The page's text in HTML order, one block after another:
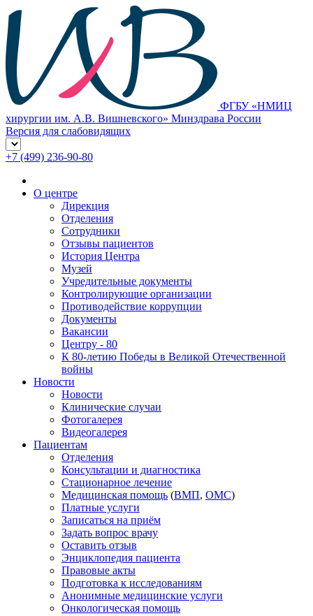
ФГБУ «НМИЦ
хирургии им. А.В. Вишневского» Минздрава России
Версия для слабовидящих
+7 (499) 236-90-80
О центре
Дирекция
Отделения
Сотрудники
Отзывы пациентов
История Центра
Музей
Учредительные документы
Контролирующие организации
Противодействие коррупции
Документы
Вакансии
Центру - 80
К 80-летию Победы в Великой Отечественной
войны
Новости
Новости
Клинические случаи
Фотогалерея
Видеогалерея
Пациентам
Отделения
Консультации и диагностика
Стационарное лечение
Медицинская помощь (ВМП, ОМС)
Платные услуги
Записаться на приём
Задать вопрос врачу
Оставить отзыв
Энциклопедия пациента
Правовые акты
Подготовка к исследованиям
Анонимные медицинские услуги
Онкологическая помощь